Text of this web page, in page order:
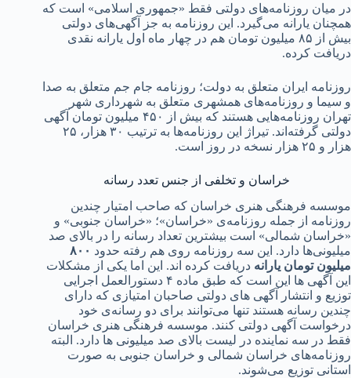
روزنامه‌های دولتی فقط «جمهوری اسلامی» است که
یارانه می‌گیرد. این روزنامه به جز آگهی‌های دولتی
بیش از ۸۵ میلیون تومان هم در چهار ماه اول یارانه نقدی
کرده.
ایران متعلق به دولت؛ روزنامه جام جم متعلق به صدا
و روزنامه‌های همشهری متعلق به شهرداری شهر
تهران روزنامه‌هایی هستند که بیش از ۴۵۰ میلیون تومان آگهی
دولتی گرفته‌اند. تیراژ این روزنامه‌ها‌ به ترتیب ۳۰ هزار، ۲۵
است.
خراسان و تخلفی از جنس تعدد رسانه
فرهنگی هنری خراسان که صاحب امتیار چندین
از جمله روزنامه‌ی «خراسان»؛ «خراسان جنوبی» و
شمالی» است بیشترین تعداد رسانه را در بالای صد
دارد. این سه روزنامه روی هم رفته حدود۸۰۰
تومان یارانه دریافت کرده اند. این اما یکی از مشکلات
این آگهی ها این است که طبق ماده ۴ دستورالعمل اجرایی
و انتشار آگهی های دولتی صاحبان امتیازی که دارای
رسانه هستند تنها می‌توانند برای دو رسانه‌ی خود
آگهی دولتی کنند. موسسه فرهنگی هنری خراسان
سه نماینده در لیست بالای صد میلیونی ها دارد. البته
خراسان شمالی و خراسان جنوبی به صورت
توزیع می‌شوند.